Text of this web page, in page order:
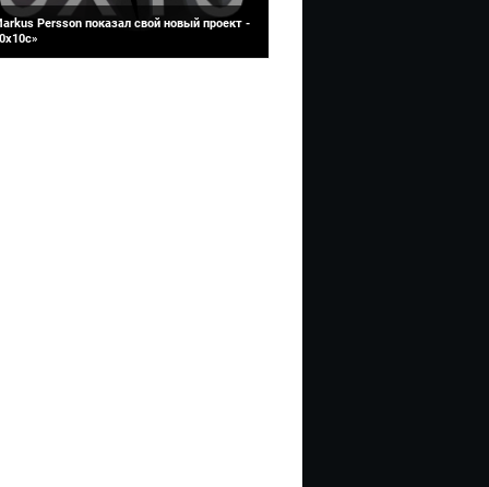
Persson показал свой новый проект -